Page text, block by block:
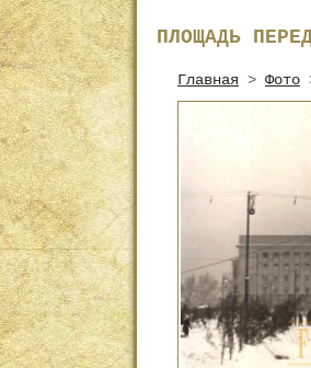
ПЛОЩАДЬ
Главная > Фото